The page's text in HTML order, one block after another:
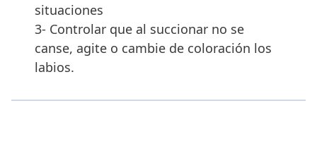
situaciones
3- Controlar que al succionar no se
canse, agite o cambie de coloración los
labios.